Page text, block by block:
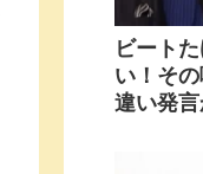
ビート
い！そ
違い発言